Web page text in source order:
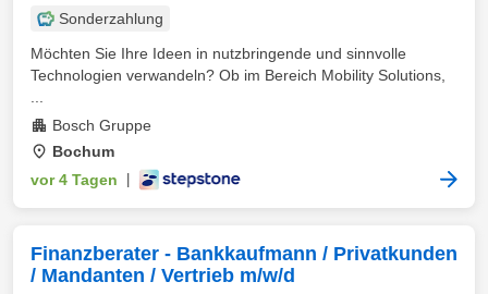
Sonderzahlung
Möchten Sie Ihre Ideen in nutzbringende und sinnvolle
Technologien verwandeln? Ob im Bereich Mobility Solutions,
Bosch Gruppe
Bochum
vor 4 Tagen
Finanzberater - Bankkaufmann / Privatkunden
/ Mandanten / Vertrieb m/w/d